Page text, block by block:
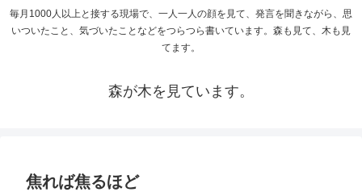
毎月1000人以上と接する現場で、一人一人の顔を見て、発言を聞きながら、思
いついたこと、気づいたことなどをつらつら書いています。森も見て、木も見
てます。
森が木を見ています。
焦れば焦るほど